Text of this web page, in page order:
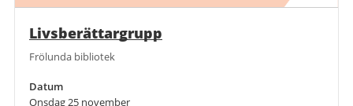
Livsberättargrupp
Frölunda bibliotek
Datum
Onsdag 25 november